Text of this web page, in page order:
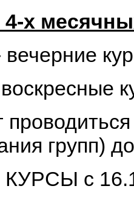
х
вечерние
групп)
с